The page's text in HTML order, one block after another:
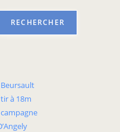
RECHERCHER
à 18m